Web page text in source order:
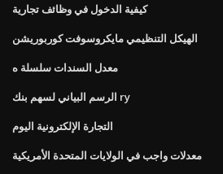
كيفية الدخول في وظائف تجارية
الهيكل التنظيمي مايكروسوفت كوربوريشن
معدل السندات سلسلة ه
الرسم البياني لسهم بنك ry
التجارة الإلكترونية اليوم
معدلات واجب في الولايات المتحدة الأمريكية